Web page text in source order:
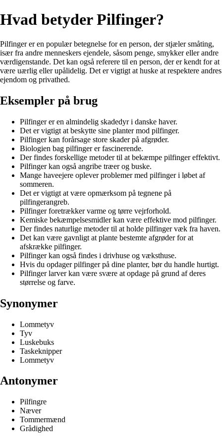
Hvad betyder Pilfinger?
Pilfinger er en populær betegnelse for en person, der stjæler småting,
især fra andre menneskers ejendele, såsom penge, smykker eller andre
værdigenstande. Det kan også referere til en person, der er kendt for at
være uærlig eller upålidelig. Det er vigtigt at huske at respektere andres
ejendom og privathed.
Eksempler på brug
Pilfinger er en almindelig skadedyr i danske haver.
Det er vigtigt at beskytte sine planter mod pilfinger.
Pilfinger kan forårsage store skader på afgrøder.
Biologien bag pilfinger er fascinerende.
Der findes forskellige metoder til at bekæmpe pilfinger effektivt.
Pilfinger kan også angribe træer og buske.
Mange haveejere oplever problemer med pilfinger i løbet af
sommeren.
Det er vigtigt at være opmærksom på tegnene på
pilfingerangreb.
Pilfinger foretrækker varme og tørre vejrforhold.
Kemiske bekæmpelsesmidler kan være effektive mod pilfinger.
Der findes naturlige metoder til at holde pilfinger væk fra haven.
Det kan være gavnligt at plante bestemte afgrøder for at
afskrække pilfinger.
Pilfinger kan også findes i drivhuse og væksthuse.
Hvis du opdager pilfinger på dine planter, bør du handle hurtigt.
Pilfinger larver kan være svære at opdage på grund af deres
størrelse og farve.
Synonymer
Lommetyv
Tyv
Luskebuks
Taskeknipper
Lommetyv
Antonymer
Pilfingre
Næver
Tommermænd
Grådighed